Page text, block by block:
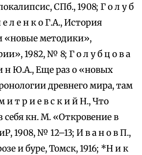
СПб., 1908; Г о л у б
л е н к о Г.А., История
«новые методики»,
1982, № 8; Г о л у б ц о в а
и н Ю.А., Еще раз о «новых
древнего мира, там
и т р и е в с к и й Н., Что
себя кн. М. «Откровение в
1908, № 12–13; И в а н о в П.,
и буре, Томск, 1916; *Н и к